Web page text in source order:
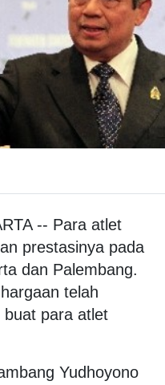
-- Para atlet
prestasinya pada
dan Palembang.
telah
buat para atlet
Yudhoyono